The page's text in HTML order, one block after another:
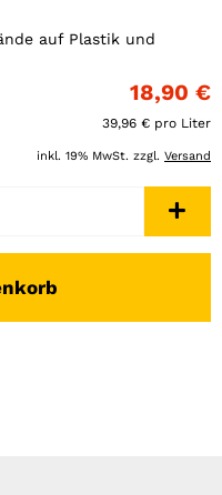
auf Plastik und
18,90 €
39,96 € pro Liter
inkl. 19% MwSt. zzgl. Versand